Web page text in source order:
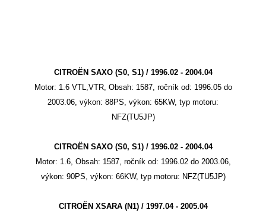
CITROËN SAXO (S0, S1) / 1996.02 - 2004.04
Motor: 1.6 VTL,VTR, Obsah: 1587, ročník od: 1996.05 do
2003.06, výkon: 88PS, výkon: 65KW, typ motoru:
NFZ(TU5JP)
CITROËN SAXO (S0, S1) / 1996.02 - 2004.04
Motor: 1.6, Obsah: 1587, ročník od: 1996.02 do 2003.06,
výkon: 90PS, výkon: 66KW, typ motoru: NFZ(TU5JP)
CITROËN XSARA (N1) / 1997.04 - 2005.04